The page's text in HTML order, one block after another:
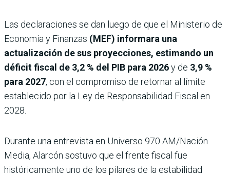
Las declaraciones se dan luego de que el Ministerio de
Economía y Finanzas (MEF) informara una
actualización de sus proyecciones, estimando un
déficit fiscal de 3,2 % del PIB para 2026y de 3,9 %
para 2027, con el compromiso de retornar al límite
establecido por la Ley de Responsabilidad Fiscal en
2028.
Durante una entrevista en Universo 970 AM/Nación
Media, Alarcón sostuvo que el frente fiscal fue
históricamente uno de los pilares de la estabilidad